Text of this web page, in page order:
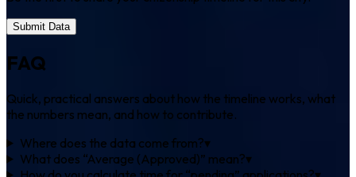
Submit Data
FAQ
Quick, practical answers about how the timeline works, what
the numbers mean, and how to contribute.
Where does the data come from?▾
What does “Average (Approved)” mean?▾